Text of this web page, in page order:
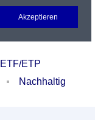
Login
ETF/ETP
Nachhaltig
Akzeptieren